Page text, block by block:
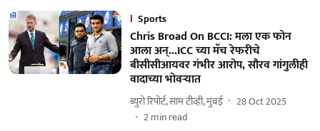
Sports
Chris Broad On BCCI: मला एक फोन
आला अन्...ICC च्या मॅच रेफरीचे
बीसीसीआयवर गंभीर आरोप, सौरव गांगुलीही
वादाच्या भोवऱ्यात
ब्युरो रिपोर्ट, साम टीव्ही, मुंबई
28 Oct 2025
2min read